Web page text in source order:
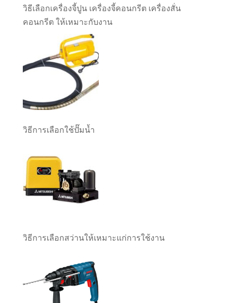
วิธีเลือกเครื่องจี้ปูน เครื่องจี้คอนกรีต เครื่องสั่น
คอนกรีต ให้เหมาะกับงาน
วิธีการเลือกใช้ปั๊มน้ำ
วิธีการเลือกสว่านให้เหมาะแก่การใช้งาน